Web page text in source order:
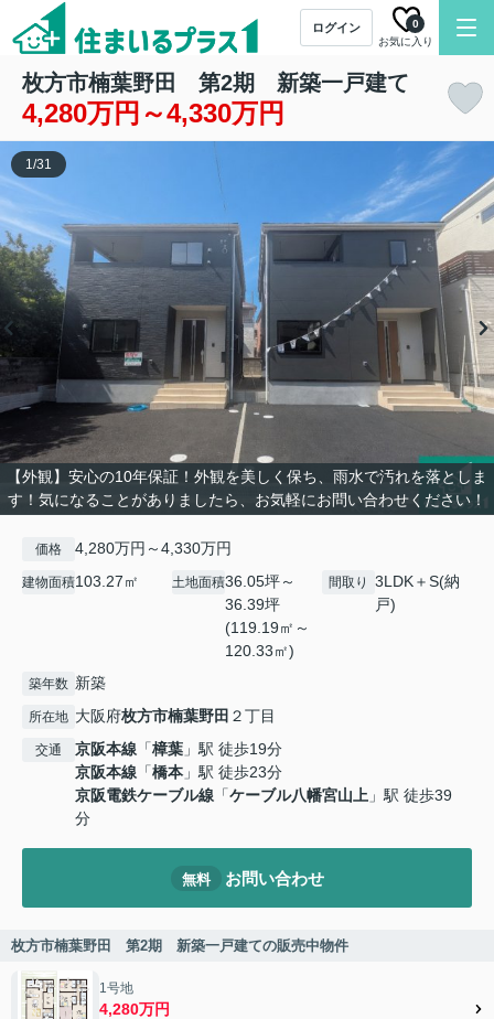
ログイン
お気に入り
0
枚方市楠葉野田 第2期 新築一戸建て
4,280万円～4,330万円
【外観】安心の10年保証！外観を美しく保ち、雨水で汚れを落としま
す！気になることがありましたら、お気軽にお問い合わせください！
1/31
価格 4,280万円～4,330万円
建物面積103.27㎡ 土地面積36.05坪～
36.39坪
(119.19㎡～
120.33㎡)
間取り
3LDK＋S(納
戸)
築年数 新築
所在地 大阪府枚方市楠葉野田 ２丁目
交通 京阪本線 「樟葉 」駅 徒歩19分
京阪本線 「橋本 」駅 徒歩23分
京阪電鉄ケーブル線 「ケーブル八幡宮山上 」駅 徒歩39
分
無料 お問い合わせ
枚方市楠葉野田 第2期 新築一戸建ての販売中物件
1号地
4,280万円